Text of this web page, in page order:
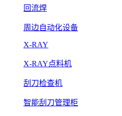
回流焊
周边自动化设备
X-RAY
X-RAY点料机
刮刀检查机
智能刮刀管理柜